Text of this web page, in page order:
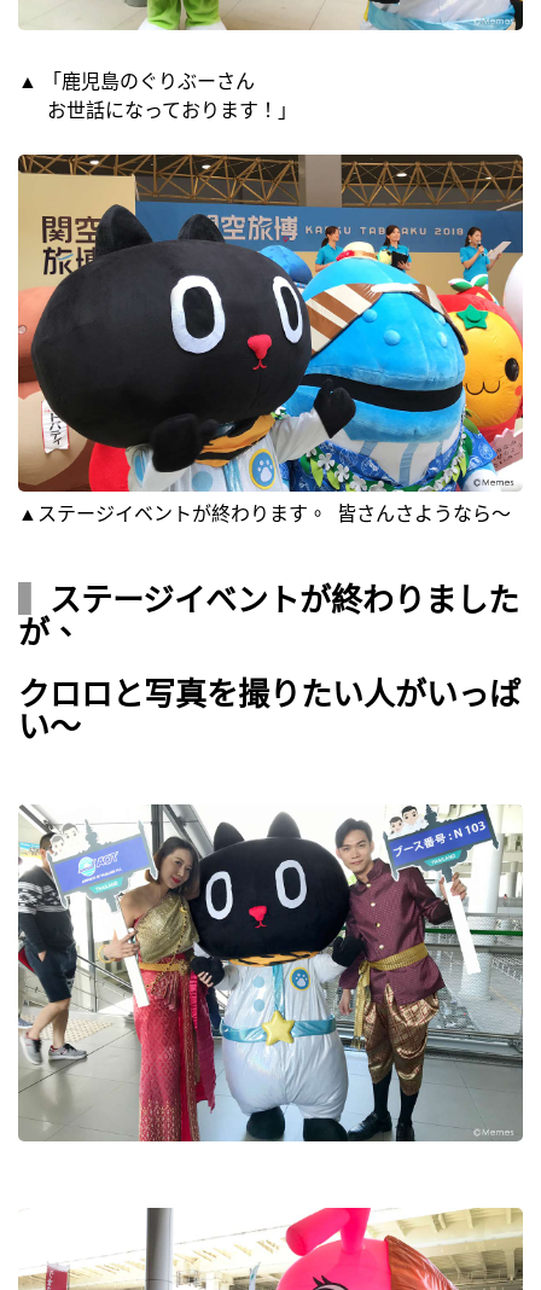
▲ 「鹿児島のぐりぶーさん
お世話になっております！」
▲ステージイベントが終わります。 皆さんさようなら～
ステージイベントが終わりました
が、
クロロと写真を撮りたい人がいっぱ
い～